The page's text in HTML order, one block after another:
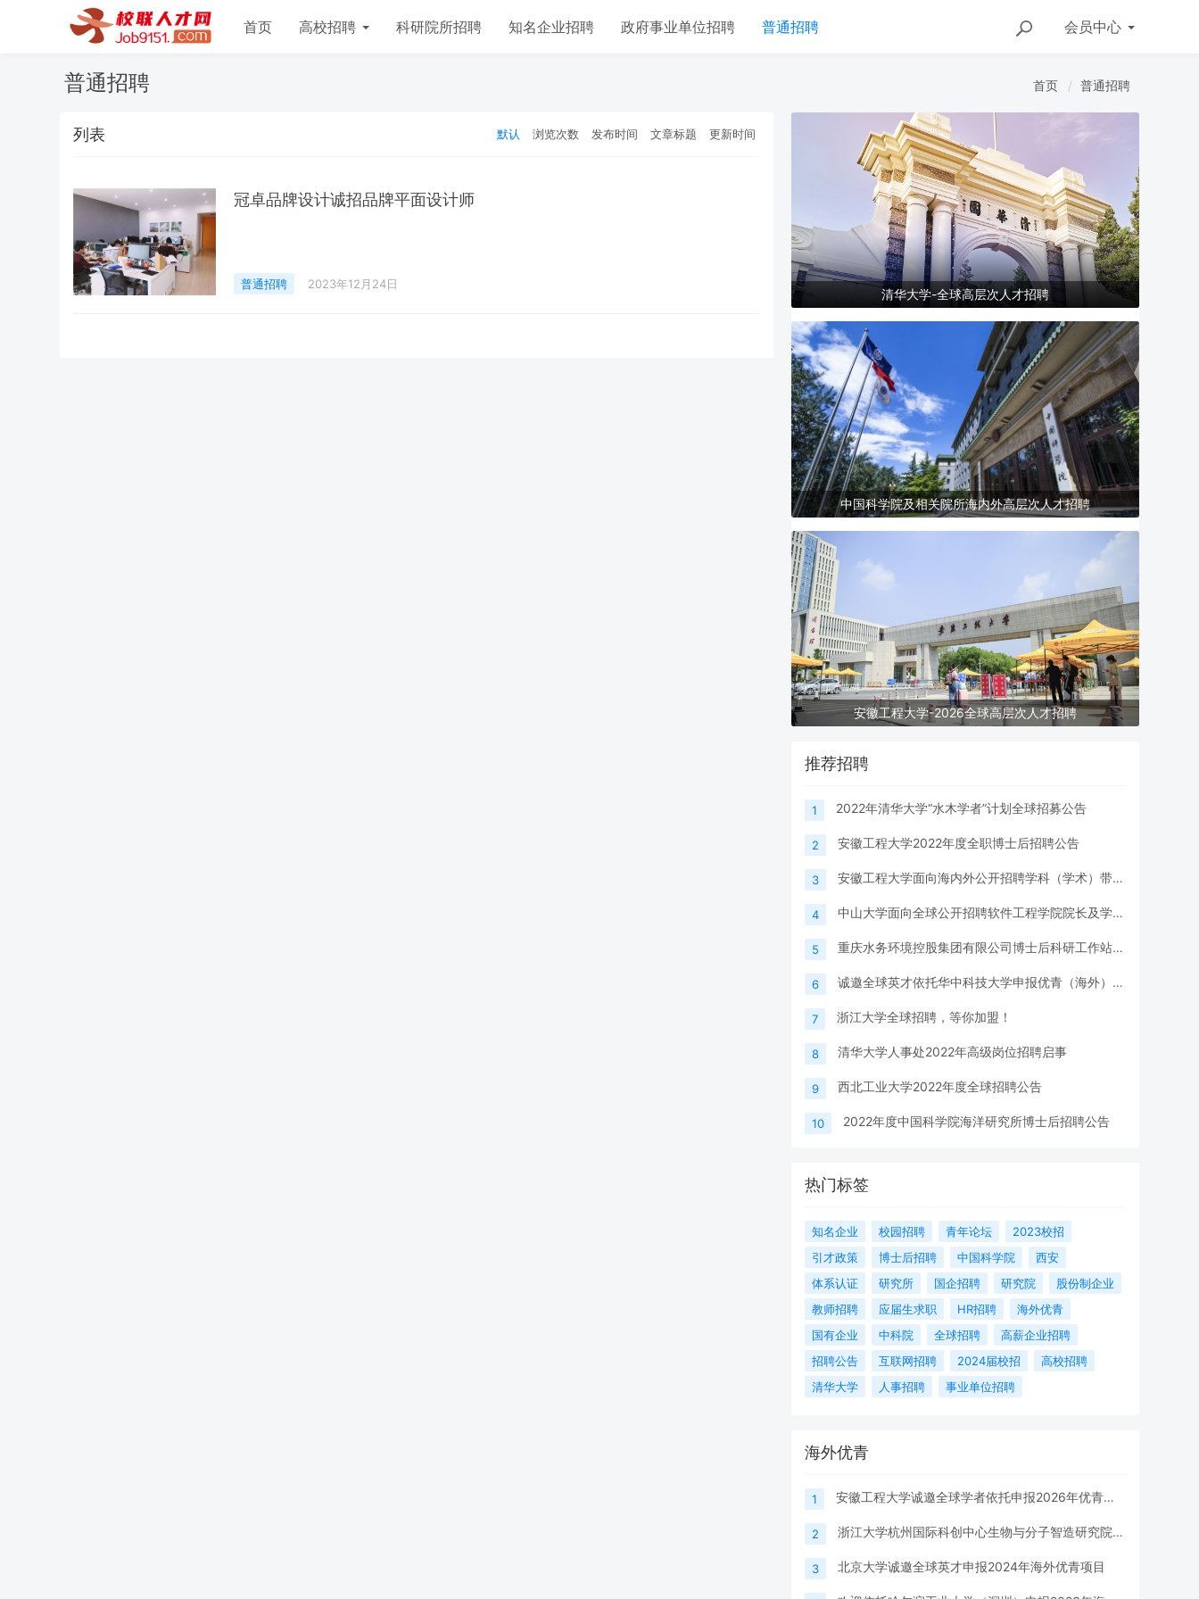
首页 高校招聘 科研院所招聘 知名企业招聘 政府事业单位招聘 普通招聘 会员中心
普通招聘 首页 普通招聘
列表 默认 浏览次数 发布时间 文章标题 更新时间
冠卓品牌设计诚招品牌平面设计师
普通招聘 2023年12月24日
清华大学-全球高层次人才招聘
中国科学院及相关院所海内外高层次人才招聘
安徽工程大学-2026全球高层次人才招聘
推荐招聘
1 2022年清华大学“水木学者”计划全球招募公告
2 安徽工程大学2022年度全职博士后招聘公告
3 安徽工程大学面向海内外公开招聘学科（学术）带头人公告
4 中山大学面向全球公开招聘软件工程学院院长及学科带头人
5 重庆水务环境控股集团有限公司博士后科研工作站招聘简章
6 诚邀全球英才依托华中科技大学申报优青（海外）项目
7 浙江大学全球招聘，等你加盟！
8 清华大学人事处2022年高级岗位招聘启事
9 西北工业大学2022年度全球招聘公告
10 2022年度中国科学院海洋研究所博士后招聘公告
热门标签
知名企业 校园招聘 青年论坛
2023校招
引才政策
博士后招聘 中国科学院
西安
体系认证
研究所 国企招聘 研究院
股份制企业
教师招聘
应届生求职 HR招聘
海外优青
国有企业
中科院 全球招聘
高薪企业招聘
招聘公告
互联网招聘 2024届校招
高校招聘
清华大学
人事招聘 事业单位招聘
海外优青
1 安徽工程大学诚邀全球学者依托申报2026年优青（海外）项目
2 浙江大学杭州国际科创中心生物与分子智造研究院诚邀全球青年人才共筑未来
3 北京大学诚邀全球英才申报2024年海外优青项目